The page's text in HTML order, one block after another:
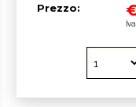
Prezzo: